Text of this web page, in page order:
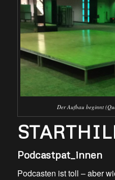
Der Aufbau beginnt
Podcastpat_innen
Podcasten ist toll – aber